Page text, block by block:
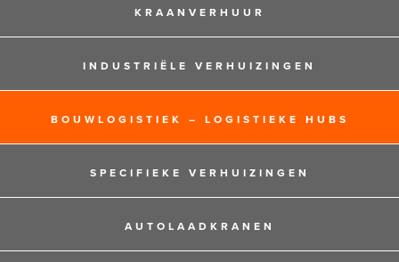
KRAANVERHUUR
INDUSTRIËLE VERHUIZINGEN
BOUWLOGISTIEK – LOGISTIEKE HUBS
SPECIFIEKE VERHUIZINGEN
AUTOLAADKRANEN